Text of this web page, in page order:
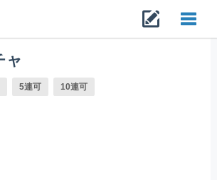
ャ
5連可 10連可